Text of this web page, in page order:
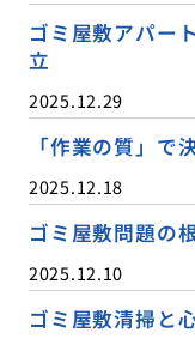
ゴミ屋敷アパー
立
2025.12.29
「作業の質」で
2025.12.18
ゴミ屋敷問題の
2025.12.10
ゴミ屋敷清掃と